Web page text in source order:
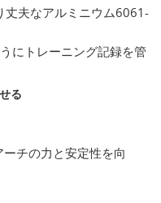
丈夫なアルミニウム6061-
にトレーニング記録を管
る
チの力と安定性を向